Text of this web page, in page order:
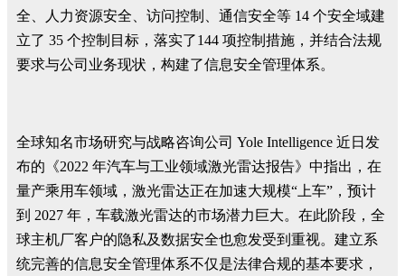
全、人力资源安全、访问控制、通信安全等 14 个安全域建
立了 35 个控制目标，落实了144 项控制措施，并结合法规
要求与公司业务现状，构建了信息安全管理体系。
全球知名市场研究与战略咨询公司 Yole Intelligence 近日发
布的《2022 年汽车与工业领域激光雷达报告》中指出，在
量产乘用车领域，激光雷达正在加速大规模“上车”，预计
到 2027 年，车载激光雷达的市场潜力巨大。在此阶段，全
球主机厂客户的隐私及数据安全也愈发受到重视。建立系
统完善的信息安全管理体系不仅是法律合规的基本要求，